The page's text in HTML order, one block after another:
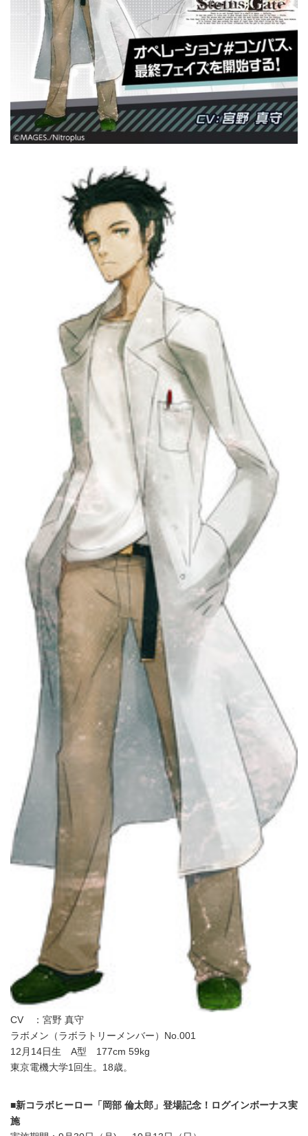
CV ：宮野 真守
ラボメン（ラボラトリーメンバー）No.001
12月14日生 A型 177cm 59kg
東京電機大学1回生。18歳。
■新コラボヒーロー「岡部 倫太郎」登場記念！ログインボーナス実
施